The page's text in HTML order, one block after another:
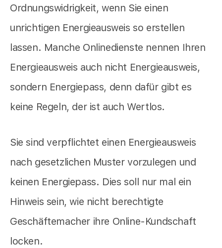
Ordnungswidrigkeit, wenn Sie einen
unrichtigen Energieausweis so erstellen
lassen. Manche Onlinedienste nennen Ihren
Energieausweis auch nicht Energieausweis,
sondern Energiepass, denn dafür gibt es
keine Regeln, der ist auch Wertlos.
Sie sind verpflichtet einen Energieausweis
nach gesetzlichen Muster vorzulegen und
keinen Energiepass. Dies soll nur mal ein
Hinweis sein, wie nicht berechtigte
Geschäftemacher ihre Online-Kundschaft
locken.